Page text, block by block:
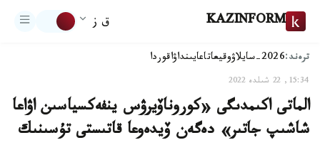
KAZINFORM ق ز
ترەند:2026-سايلاۋ وقيعاتاعايىنداۋاقوردا
15:34, 22 شىلدە 2022
الماتى اكىمدىگى «كوروناۆيرۋس ينفەكسياسىن اۋاعا
شاشىپ جاتىر» دەگەن ۆيدەوعا قاتىستى تۇسىنىك